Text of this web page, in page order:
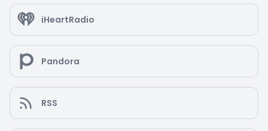
iHeartRadio
Pandora
RSS